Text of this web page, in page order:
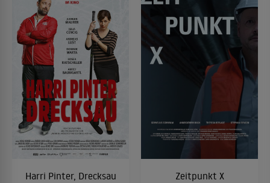
Harri Pinter, Drecksau Zeitpunkt X